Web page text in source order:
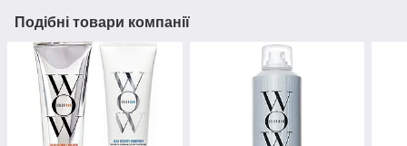
Подібні товари компанії